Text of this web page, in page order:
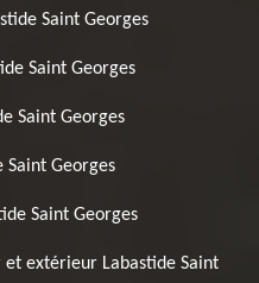
Saint Georges
Saint Georges
Saint Georges
Saint Georges
Saint Georges
extérieur Labastide Saint